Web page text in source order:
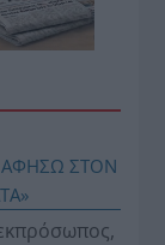
ΑΦΗΣΩ ΣΤΟΝ